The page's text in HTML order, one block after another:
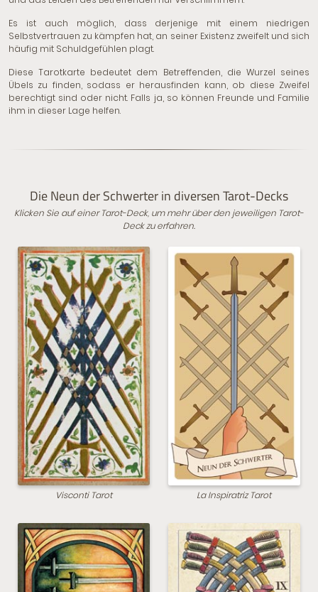
Es ist auch möglich, dass derjenige mit einem niedrigen
Selbstvertrauen zu kämpfen hat, an seiner Existenz zweifelt und sich
häufig mit Schuldgefühlen plagt.
Diese Tarotkarte bedeutet dem Betreffenden, die Wurzel seines
Übels zu finden, sodass er herausfinden kann, ob diese Zweifel
berechtigt sind oder nicht. Falls ja, so können Freunde und Familie
ihm in dieser Lage helfen.
Die Neun der Schwerter in diversen Tarot-Decks
Klicken Sie auf einer Tarot-Deck, um mehr über den jeweiligen Tarot-
Deck zu erfahren.
Visconti Tarot La Inspiratriz Tarot